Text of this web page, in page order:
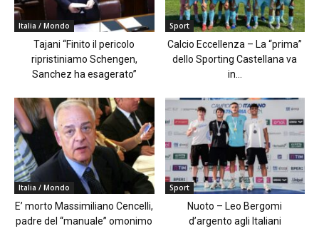
Italia / Mondo
Tajani “Finito il pericolo
ripristiniamo Schengen,
Sanchez ha esagerato”
Sport
Calcio Eccellenza – La “prima”
dello Sporting Castellana va
in...
Italia / Mondo
E’ morto Massimiliano Cencelli,
padre del “manuale” omonimo
Sport
Nuoto – Leo Bergomi
d’argento agli Italiani